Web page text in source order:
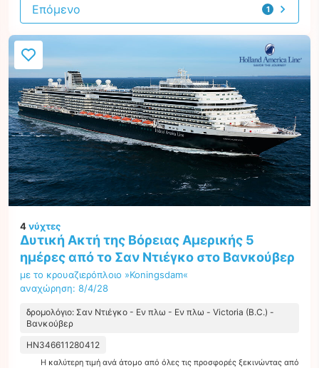
1
προσφορά
Επόμενο
4νύχτες
Δυτική Ακτή της Βόρειας Αμερικής 5
ημέρες από το Σαν Ντιέγκο στο Βανκούβερ
με το κρουαζιερόπλοιο »Koningsdam«
αναχώρηση: 8/4/28
δρομολόγιο: Σαν Ντιέγκο - Εν πλω - Εν πλω - Victoria (B.C.) -
Βανκούβερ
HN346611280412
Η καλύτερη τιμή ανά άτομο από όλες τις προσφορές ξεκινώντας από